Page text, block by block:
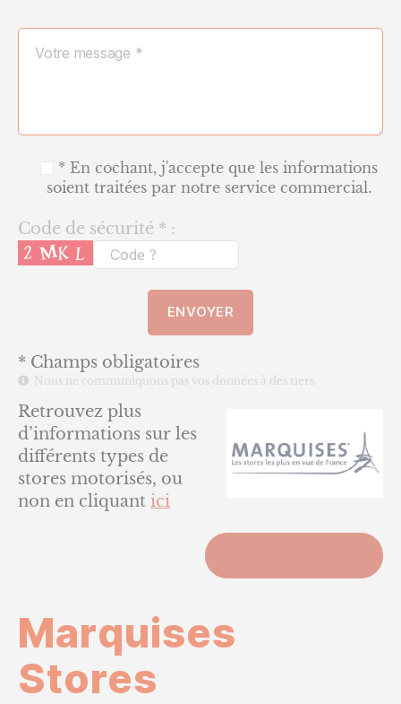
* En cochant, j'accepte que les informations
soient traitées par notre service commercial.
Code de sécurité * :
* Champs obligatoires
Nous ne communiquons pas vos données à des tiers.
Retrouvez plus
d’informations sur les
différents types de
stores motorisés, ou
non en cliquant ici
Marquises
Stores